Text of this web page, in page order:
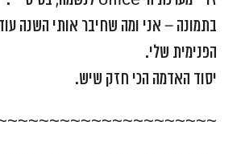
בתמונה – אני ומה שחיבר אותי השנה
הפנימית שלי.
יסוד האדמה הכי חזק שיש.